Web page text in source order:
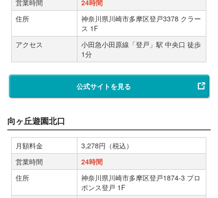
営業時間
24時間
住所
神奈川県川崎市多摩区登戸3378 クラー
ス 1F
アクセス
小田急小田原線「登戸」駅 中央口 徒歩
1分
公式サイトを見る
向ヶ丘遊園北口
月額料金
3,278円（税込）
営業時間
24時間
住所
神奈川県川崎市多摩区登戸1874-3 プロ
ポンス登戸 1F